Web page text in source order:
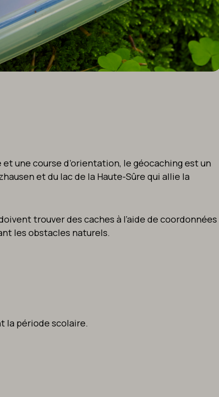
une course d’orientation, le géocaching est un
et du lac de la Haute-Sûre qui allie la
trouver des caches à l’aide de coordonnées
les obstacles naturels.
la période scolaire.